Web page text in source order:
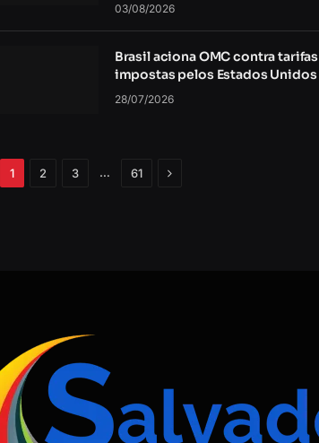
03/08/2026
Brasil aciona OMC contra tarifas
impostas pelos Estados Unidos
28/07/2026
1 2 3 … 61 Próximo